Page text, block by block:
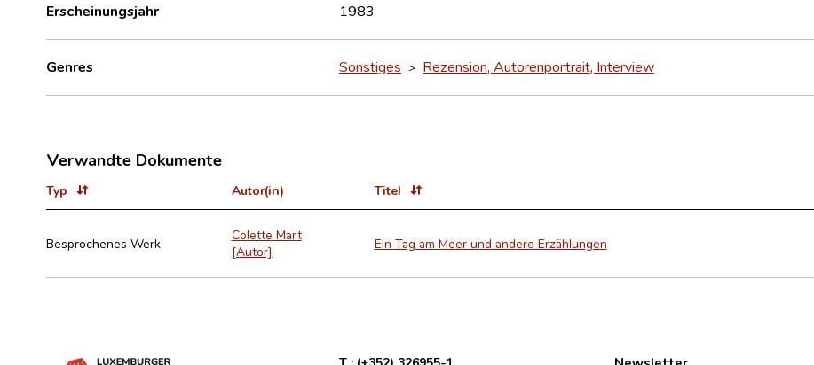
Erscheinungsjahr 1983
Genres Sonstiges > Rezension, Autorenportrait, Interview
Verwandte Dokumente
Typ Autor(in) Titel
Besprochenes Werk
Colette Mart
[Autor]
Ein Tag am Meer und andere Erzählungen